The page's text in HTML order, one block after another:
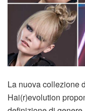
La nuova collezione
Hai(r)evolution